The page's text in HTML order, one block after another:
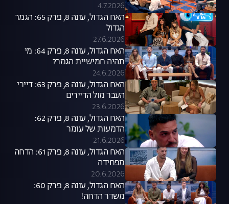
4.7.2026
האח הגדול, עונה 8, פרק 65: הגמר
הגדול
27.6.2026
האח הגדול, עונה 8, פרק 64: מי
תהיה חמישיית הגמר?
24.6.2026
האח הגדול, עונה 8, פרק 63: דיירי
העבר מול הדיירים
23.6.2026
האח הגדול, עונה 8, פרק 62:
הדמעות של עומר
21.6.2026
האח הגדול, עונה 8, פרק 61: הדחה
מפחידה
20.6.2026
האח הגדול, עונה 8, פרק 60:
משדר הדחה!